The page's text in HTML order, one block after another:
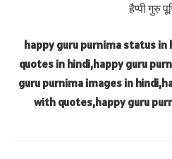
हैप्पी गुरु
happy guru purnima status in
quotes in hindi,happy guru
guru purnima images in
with quotes,happy guru